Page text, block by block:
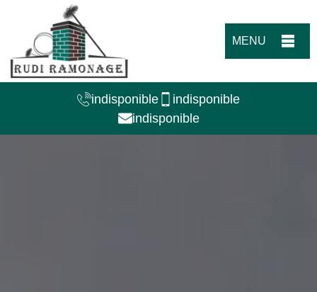
MENU
indisponible
indisponible
indisponible